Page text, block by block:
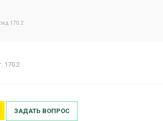
170.2
170.2
ЗАДАТЬ ВОПРОС